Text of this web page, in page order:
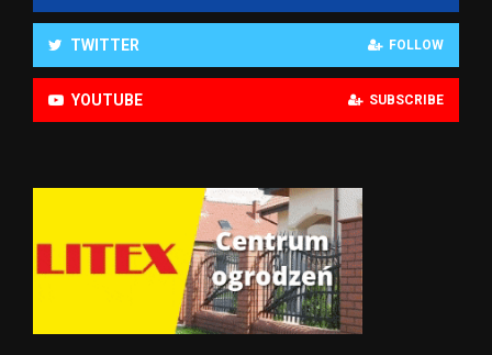
TWITTER FOLLOW
YOUTUBE SUBSCRIBE